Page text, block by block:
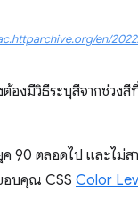
en/
องมีวิธีระบุสีจากช่วง
ค 90 ตลอดไป และไม่
อบคุณ CSS Color